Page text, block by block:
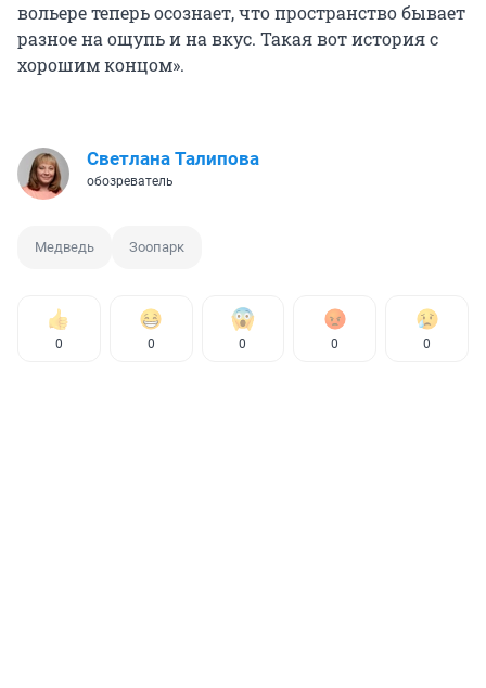
вольере теперь осознает, что пространство бывает
разное на ощупь и на вкус. Такая вот история с
хорошим концом».
Светлана Талипова
обозреватель
Медведь Зоопарк
0 0 0 0 0